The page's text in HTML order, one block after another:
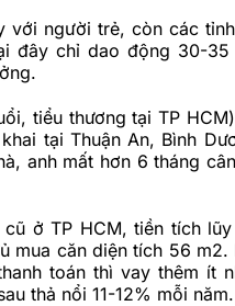
với người trẻ, còn các
đây chỉ dao động 30-35
tiểu thương tại TP
tại Thuận An, Bình
anh mất hơn 6 tháng
ở TP HCM, tiền tích
mua căn diện tích 56 m2.
toán thì vay thêm ít
thả nổi 11-12% mỗi năm.